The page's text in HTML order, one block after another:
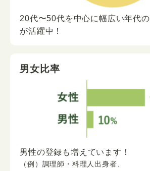
20代〜50代を中心に幅広い年代の
が活躍中！
男女比率
男性の登録も増えています！
（例）調理師・料理人出身者、